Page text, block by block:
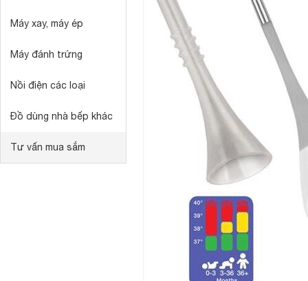
Máy xay, máy ép
Máy đánh trứng
Nồi điện các loại
Đồ dùng nhà bếp khác
Tư vấn mua sắm